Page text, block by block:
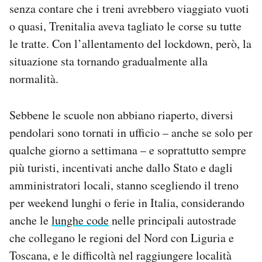
senza contare che i treni avrebbero viaggiato vuoti
o quasi, Trenitalia aveva tagliato le corse su tutte
le tratte. Con l’allentamento del lockdown, però, la
situazione sta tornando gradualmente alla
normalità.
Sebbene le scuole non abbiano riaperto, diversi
pendolari sono tornati in ufficio – anche se solo per
qualche giorno a settimana – e soprattutto sempre
più turisti, incentivati anche dallo Stato e dagli
amministratori locali, stanno scegliendo il treno
per weekend lunghi o ferie in Italia, considerando
anche lelunghe codenelle principali autostrade
che collegano le regioni del Nord con Liguria e
Toscana, e le difficoltà nel raggiungere località